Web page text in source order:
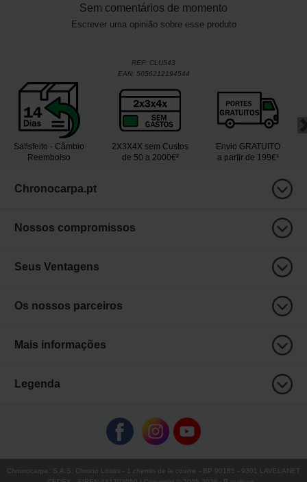
Sem comentários de momento
Escrever uma opinião sobre esse produto
REF: CLU543
EAN: 5056212194544
Satisfeito - Câmbio
Reembolso
2X3X4X sem Custos
de 50 a 2000€²
Envio GRATUITO
a partir de 199€¹
Chronocarpa.pt
Nossos compromissos
Seus Ventagens
Os nossos parceiros
Mais informações
Legenda
Chronocarpa : S.A.S. Chrono Loisirs - 1 chemin de la coume - BP 90185 - 9301 LAVELANET